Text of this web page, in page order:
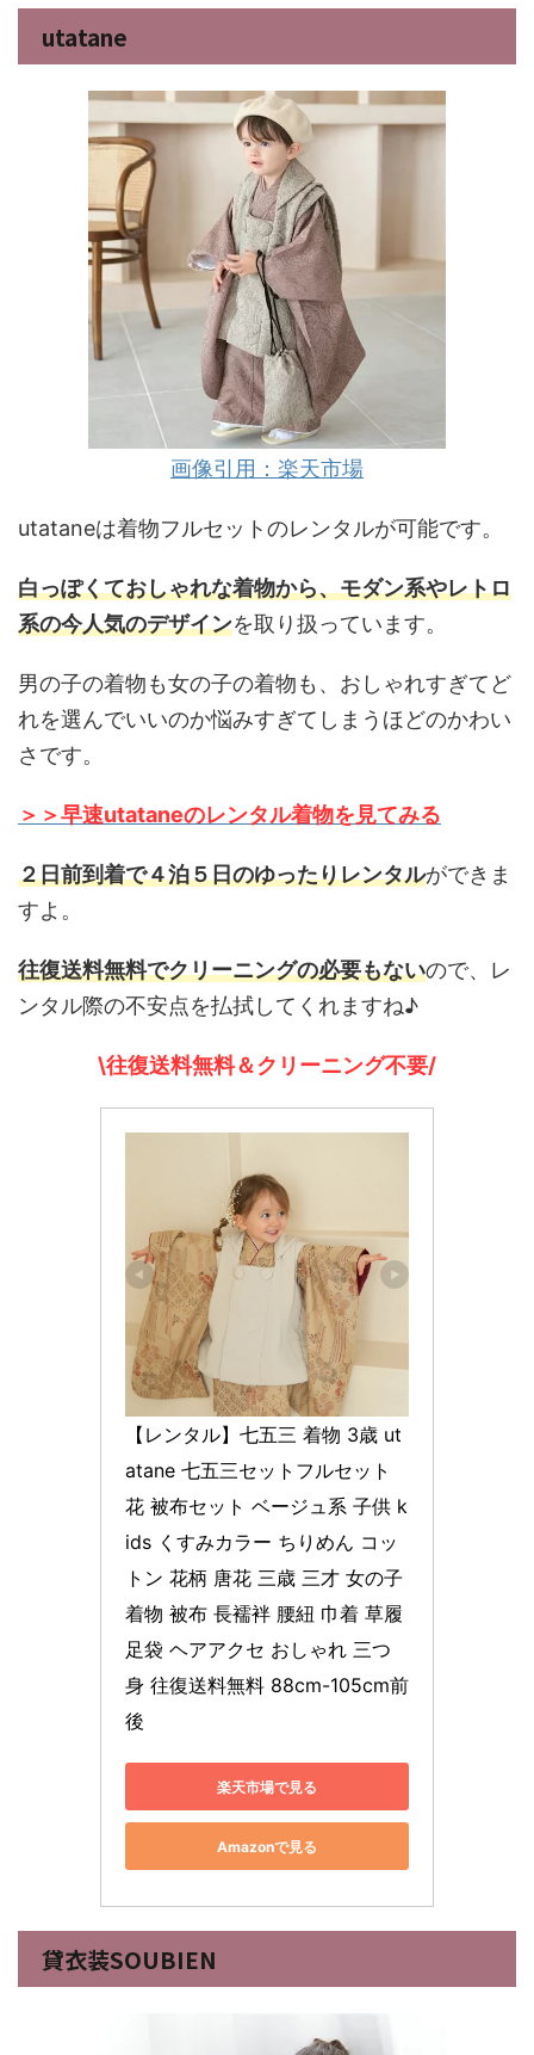
utatane
画像引用：楽天市場
utataneは着物フルセットのレンタルが可能です。
白っぽくておしゃれな着物から、モダン系やレトロ
系の今人気のデザインを取り扱っています。
男の子の着物も女の子の着物も、おしゃれすぎてど
れを選んでいいのか悩みすぎてしまうほどのかわい
さです。
＞＞早速utataneのレンタル着物を見てみる
２日前到着で４泊５日のゆったりレンタルができま
すよ。
往復送料無料でクリーニングの必要もないので、レ
ンタル際の不安点を払拭してくれますね♪
\往復送料無料＆クリーニング不要/
【レンタル】七五三 着物 3歳 ut
atane 七五三セットフルセット
花 被布セット ベージュ系 子供 k
ids くすみカラー ちりめん コッ
トン 花柄 唐花 三歳 三才 女の子
着物 被布 長襦袢 腰紐 巾着 草履
足袋 ヘアアクセ おしゃれ 三つ
身 往復送料無料 88cm-105cm前
後
楽天市場で見る
Amazonで見る
貸衣装SOUBIEN